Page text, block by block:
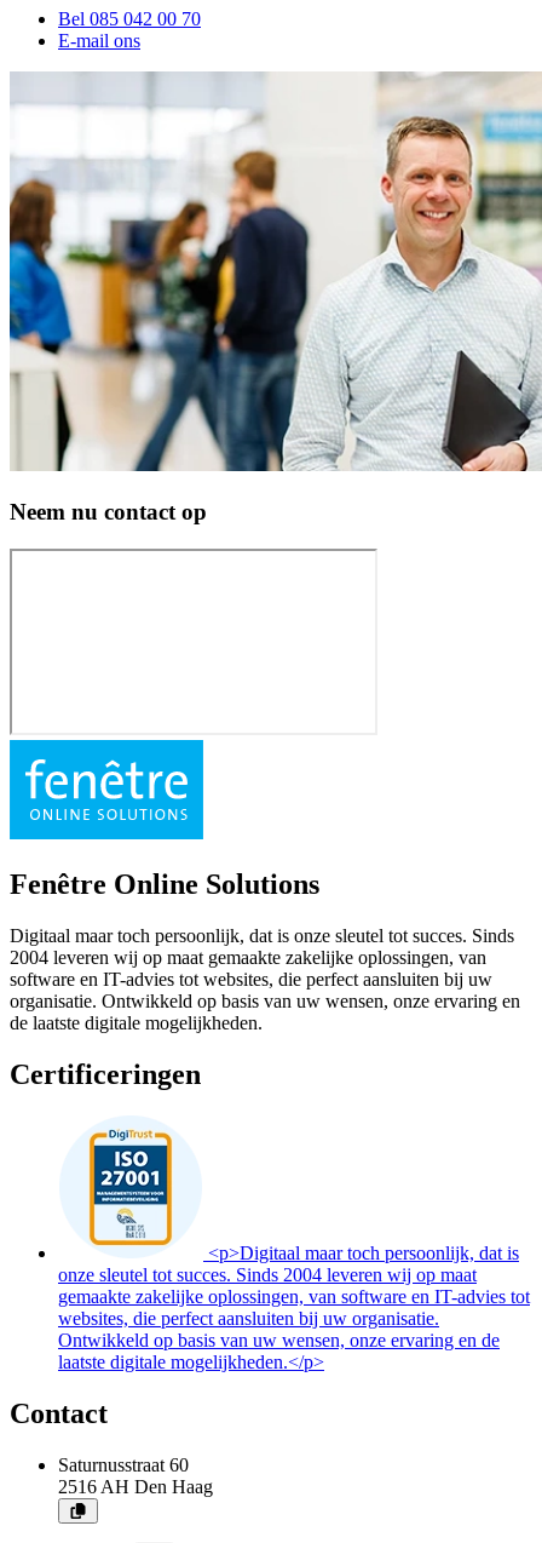
Bel 085 042 00 70
E-mail ons
Neem nu contact op
Fenêtre Online Solutions
Digitaal maar toch persoonlijk, dat is onze sleutel tot succes. Sinds
2004 leveren wij op maat gemaakte zakelijke oplossingen, van
software en IT-advies tot websites, die perfect aansluiten bij uw
organisatie. Ontwikkeld op basis van uw wensen, onze ervaring en
de laatste digitale mogelijkheden.
Certificeringen
<p>Digitaal maar toch persoonlijk, dat is
onze sleutel tot succes. Sinds 2004 leveren wij op maat
gemaakte zakelijke oplossingen, van software en IT-advies tot
websites, die perfect aansluiten bij uw organisatie.
Ontwikkeld op basis van uw wensen, onze ervaring en de
laatste digitale mogelijkheden.</p>
Contact
Saturnusstraat 60
2516 AH Den Haag